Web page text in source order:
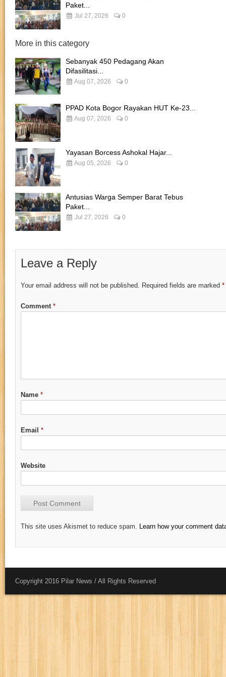
Paket...
Jul 27, 2026 0
More in this category
Sebanyak 450 Pedagang Akan
Difasilitasi...
Aug 07, 2026 0
PPAD Kota Bogor Rayakan HUT Ke-23...
Aug 07, 2026 0
Yayasan Borcess Ashokal Hajar...
Aug 05, 2026 0
Antusias Warga Semper Barat Tebus
Paket...
Jul 27, 2026 0
Leave a Reply
Your email address will not be published. Required fields are marked *
Comment *
Name *
Email *
Website
This site uses Akismet to reduce spam. Learn how your comment
Copyright 2016 Pilar News / All Rights Reserved